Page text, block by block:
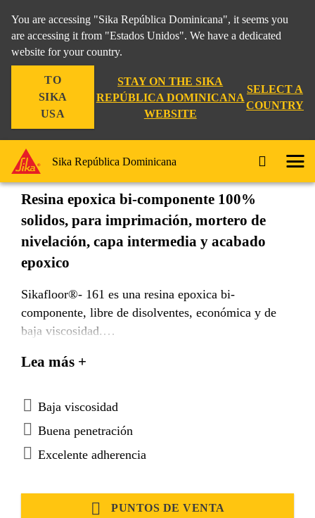
You are accessing "Sika República Dominicana", it seems you
are accessing it from "Estados Unidos". We have a dedicated
website for your country.
TO
SIKA
USA
STAY ON THE SIKA
REPÚBLICA DOMINICANA
WEBSITE
SELECT A
COUNTRY
Sika República Dominicana
Sikafloor®-161
Resina epoxica bi-componente 100%
solidos, para imprimación, mortero de
nivelación, capa intermedia y acabado
epoxico
Sikafloor®- 161 es una resina epoxica bi-
componente, libre de disolventes, económica y de
baja viscosidad.
método de ensayo de Deustche Bauchemie (German
Lea más +
Baja viscosidad
Buena penetración
Excelente adherencia
PUNTOS DE VENTA